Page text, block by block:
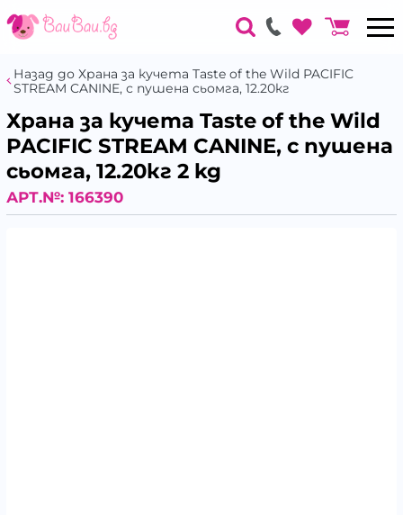
Назад до Храна за кучета Taste of the Wild PACIFIC
STREAM CANINE, с пушена сьомга, 12.20кг
Храна за кучета Taste of the Wild
PACIFIC STREAM CANINE, с пушена
сьомга, 12.20кг 2 kg
АРТ.№: 166390